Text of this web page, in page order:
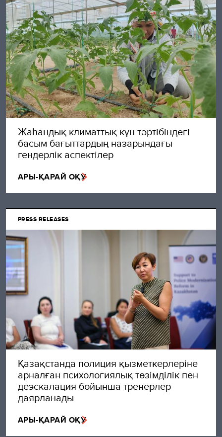
Жаһандық климаттық күн тәртібіндегі
басым бағыттардың назарындағы
гендерлік аспектілер
АРЫ-ҚАРАЙ ОҚУ
PRESS RELEASES
Қазақстанда полиция қызметкерлеріне
арналған психологиялық төзімділік пен
деэскалация бойынша тренерлер
даярланады
АРЫ-ҚАРАЙ ОҚУ